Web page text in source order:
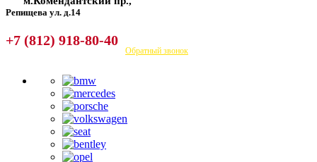
Репищева ул. д.14
+7 (812) 918-80-40
Посмотреть на карте Обратный звонок